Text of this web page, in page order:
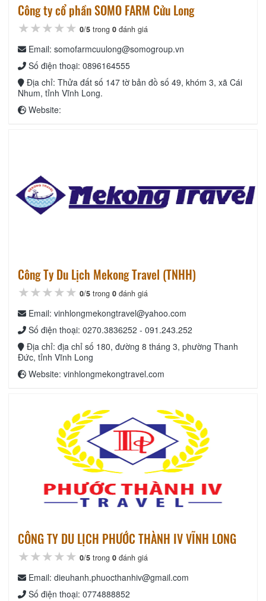
Công ty cổ phần SOMO FARM Cửu Long
★★★★★
★★★★★
★★★★★ 0/5 trong 0 đánh giá
Email: somofarmcuulong@somogroup.vn
Số điện thoại: 0896164555
Địa chỉ: Thửa đất số 147 tờ bản đồ số 49, khóm 3, xã Cái
Nhum, tỉnh Vĩnh Long.
Website:
Công Ty Du Lịch Mekong Travel (TNHH)
★★★★★
★★★★★
★★★★★ 0/5 trong 0 đánh giá
Email: vinhlongmekongtravel@yahoo.com
Số điện thoại: 0270.3836252 - 091.243.252
Địa chỉ: địa chỉ số 180, đường 8 tháng 3, phường Thanh
Đức, tỉnh Vĩnh Long
Website: vinhlongmekongtravel.com
CÔNG TY DU LỊCH PHƯỚC THÀNH IV VĨNH LONG
★★★★★
★★★★★
★★★★★ 0/5 trong 0 đánh giá
Email: dieuhanh.phuocthanhiv@gmail.com
Số điện thoại: 0774888852